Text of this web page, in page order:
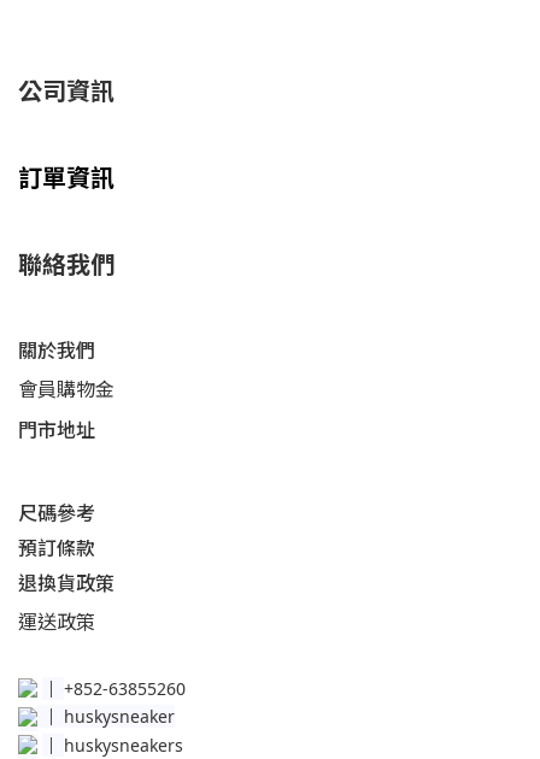
公司資訊
訂單資訊
聯絡我們
關於我們
會員購物金
門市地址
尺碼參考
預訂條款
退換貨政策​
運送政策​
│ +852-63855260
huskysneaker
│ huskysneakers